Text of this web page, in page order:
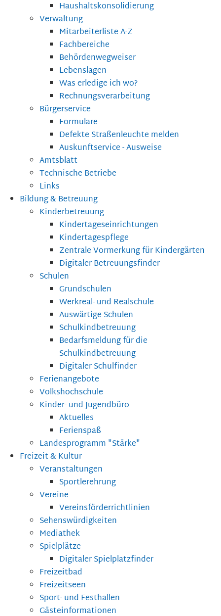
Haushaltskonsolidierung
Verwaltung
Mitarbeiterliste A-Z
Fachbereiche
Behördenwegweiser
Lebenslagen
Was erledige ich wo?
Rechnungsverarbeitung
Bürgerservice
Formulare
Defekte Straßenleuchte melden
Auskunftservice - Ausweise
Amtsblatt
Technische Betriebe
Links
Bildung & Betreuung
Kinderbetreuung
Kindertageseinrichtungen
Kindertagespflege
Zentrale Vormerkung für Kindergärten
Digitaler Betreuungsfinder
Schulen
Grundschulen
Werkreal- und Realschule
Auswärtige Schulen
Schulkindbetreuung
Bedarfsmeldung für die
Schulkindbetreuung
Digitaler Schulfinder
Ferienangebote
Volkshochschule
Kinder- und Jugendbüro
Aktuelles
Ferienspaß
Landesprogramm "Stärke"
Freizeit & Kultur
Veranstaltungen
Sportlerehrung
Vereine
Vereinsförderrichtlinien
Sehenswürdigkeiten
Mediathek
Spielplätze
Digitaler Spielplatzfinder
Freizeitbad
Freizeitseen
Sport- und Festhallen
Gästeinformationen